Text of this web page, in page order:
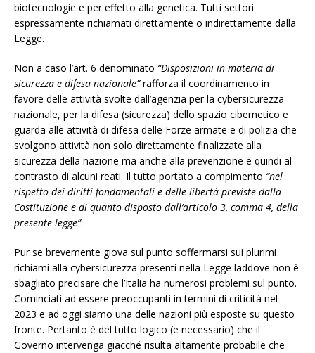
biotecnologie e per effetto alla genetica. Tutti settori
espressamente richiamati direttamente o indirettamente dalla
Legge.
Non a caso l’art. 6 denominato “Disposizioni in materia di
sicurezza e difesa nazionale”rafforza il coordinamento in
favore delle attività svolte dall’agenzia per la cybersicurezza
nazionale, per la difesa (sicurezza) dello spazio cibernetico e
guarda alle attività di difesa delle Forze armate e di polizia che
svolgono attività non solo direttamente finalizzate alla
sicurezza della nazione ma anche alla prevenzione e quindi al
contrasto di alcuni reati. Il tutto portato a compimento “nel
rispetto dei diritti fondamentali e delle libertà previste dalla
Costituzione e di quanto disposto dall’articolo 3, comma 4, della
presente legge”.
Pur se brevemente giova sul punto soffermarsi sui plurimi
richiami alla cybersicurezza presenti nella Legge laddove non è
sbagliato precisare che l’Italia ha numerosi problemi sul punto.
Cominciati ad essere preoccupanti in termini di criticità nel
2023 e ad oggi siamo una delle nazioni più esposte su questo
fronte. Pertanto è del tutto logico (e necessario) che il
Governo intervenga giacché risulta altamente probabile che